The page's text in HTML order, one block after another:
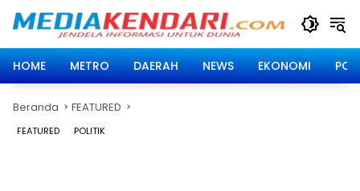
HOME
METRO DAERAH NEWS EKONOMI
Beranda FEATURED
FEATURED POLITIK